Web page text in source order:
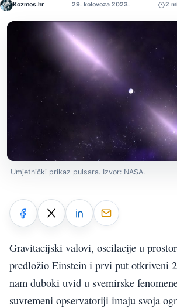
Kozmos.hr 29. kolovoza 2023. 2
Umjetnički prikaz pulsara. Izvor: NASA.
Gravitacijski valovi, oscilacije u
predložio Einstein i prvi put otkriveni
nam duboki uvid u svemirske
suvremeni opservatoriji imaju svoja